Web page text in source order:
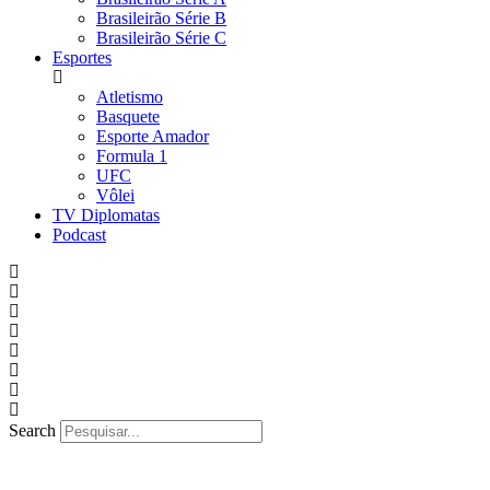
Brasileirão Série B
Brasileirão Série C
Esportes
Atletismo
Basquete
Esporte Amador
Formula 1
UFC
Vôlei
TV Diplomatas
Podcast
Search